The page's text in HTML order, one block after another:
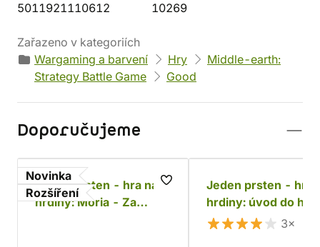
5011921110612
10269
Zařazeno v kategoriích
Wargaming a barvení
Hry
Middle-earth:
Strategy Battle Game
Good
Doporučujeme
Novinka
Rozšíření
Jeden prsten - hra na
hrdiny: Moria - Za
Jeden prsten - hra
hrdiny: úvod do hry
základní příručka
3×